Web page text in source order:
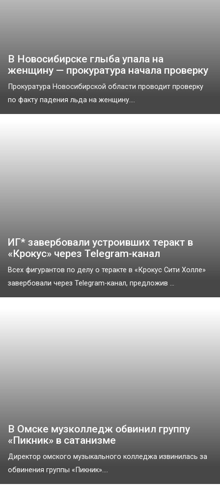
В Новосибирске глыба упала на
женщину — прокуратура начала проверку
Прокуратура Новосибирской области проводит проверку
по факту падения льда на женщину....
ИГ* завербовали устроивших теракт в
«Крокус» через Telegram-канал
Всех фигурантов по делу о теракте в «Крокус Сити Холле»
завербовали через Telegram-канал, предложив ...
В Омске музколледж обвинил группу
«Пикник» в сатанизме
Директор омского музыкального колледжа извинилась за
обвинения группы «Пикник»....